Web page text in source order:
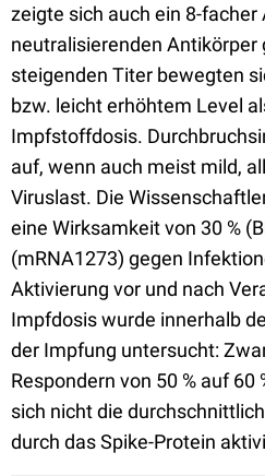
zeigte sich auch ein 8-facher
neutralisierenden Antikörper
steigenden Titer bewegten
bzw. leicht erhöhtem Level
Impfstoffdosis.
auf, wenn auch meist mild,
Viruslast. Die
eine Wirksamkeit von 30 %
(mRNA1273) gegen
Aktivierung vor und nach
Impfdosis wurde innerhalb
der Impfung untersucht:
Respondern von 50 % auf 60
sich nicht die
durch das Spike-Protein